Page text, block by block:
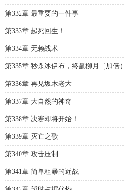
第332章 最重要的一件事
第333章 起死回生！
第334章 无赖战术
第335章 秒杀冰伊布，终赢柳月（加倍）
第336章 再见坂木老大
第337章 大自然的神奇
第338章 决赛即将开始！
第339章 灭亡之歌
第340章 攻击压制
第341章 简单粗暴的近战